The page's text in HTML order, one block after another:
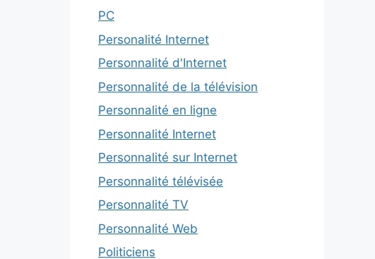
PC
Personalité Internet
Personnalité d'Internet
Personnalité de la télévision
Personnalité en ligne
Personnalité Internet
Personnalité sur Internet
Personnalité télévisée
Personnalité TV
Personnalité Web
Politiciens